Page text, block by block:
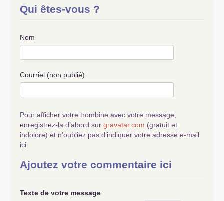
Qui êtes-vous ?
Nom
Courriel (non publié)
Pour afficher votre trombine avec votre message,
enregistrez-la d’abord sur gravatar.com (gratuit et
indolore) et n’oubliez pas d’indiquer votre adresse e-mail
ici.
Ajoutez votre commentaire ici
Texte de votre message